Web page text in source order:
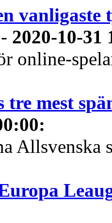
vanligaste
- 2020-10-31
online-
tre mest
:
Allsvenska